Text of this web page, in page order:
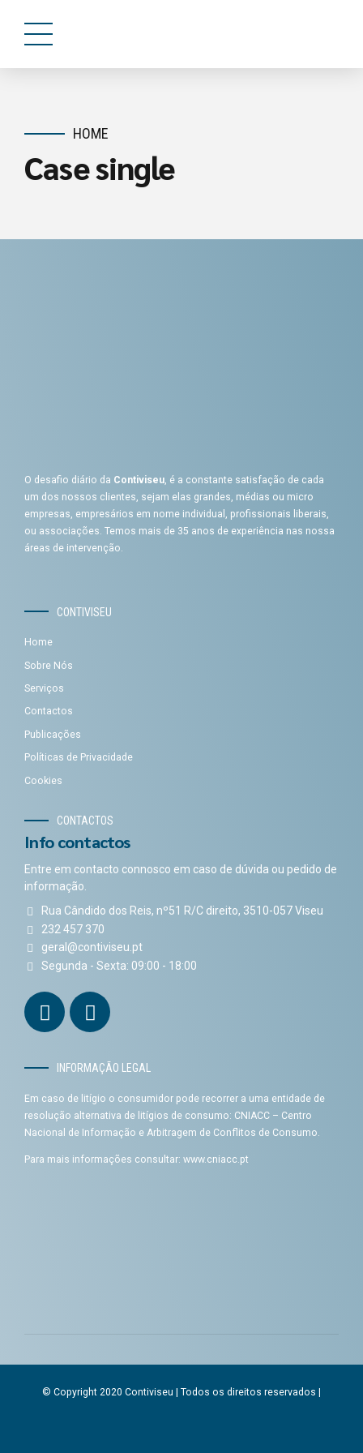
HOME
Case single
O desafio diário da Contiviseu , é a constante satisfação de cada
um dos nossos clientes, sejam elas grandes, médias ou micro
empresas, empresários em nome individual, profissionais liberais,
ou associações. Temos mais de 35 anos de experiência nas nossa
áreas de intervenção.
CONTIVISEU
Home
Sobre Nós
Serviços
Contactos
Publicações
Políticas de Privacidade
Cookies
CONTACTOS
Info contactos
Entre em contacto connosco em caso de dúvida ou pedido de
informação.
Rua Cândido dos Reis, nº51 R/C direito, 3510-057 Viseu
232 457 370
geral@contiviseu.pt
Segunda - Sexta: 09:00 - 18:00
INFORMAÇÃO LEGAL
Em caso de litígio o consumidor pode recorrer a uma entidade de
resolução alternativa de litígios de consumo: CNIACC – Centro
Nacional de Informação e Arbitragem de Conflitos de Consumo.
Para mais informações consultar: www.cniacc.pt
© Copyright 2020 Contiviseu | Todos os direitos reservados |